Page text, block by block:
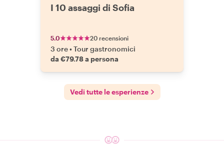
I 10 assaggi di Sofia
5.0 20 recensioni
3 ore•Tour gastronomici
da €79.78 a persona
Vedi tutte le esperienze